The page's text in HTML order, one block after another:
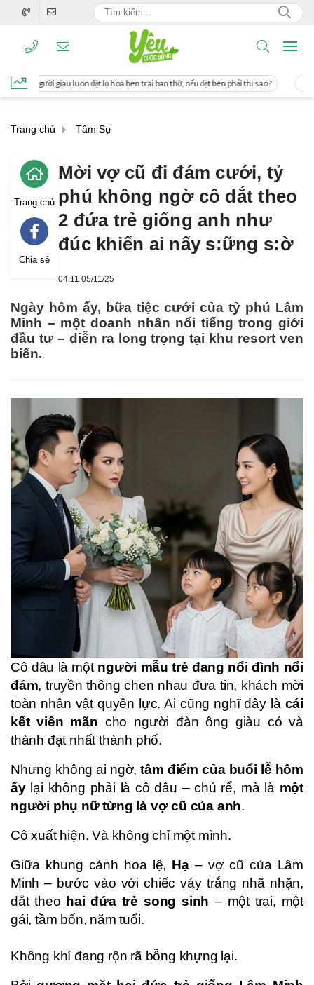
lọ hoa bên trái bàn thờ, nếu đặt bên phải thì sao? Cách uống nước mía giúp
Trang chủ Tâm Sự
Trang chủ
Chia sẻ
Mời vợ cũ đi đám cưới, tỷ
phú không ngờ cô dắt theo
2 đứa trẻ giống anh như
đúc khiến ai nấy s:ững s:ờ
04:11 05/11/25
Ngày hôm ấy, bữa tiệc cưới của tỷ phú Lâm
Minh – một doanh nhân nổi tiếng trong giới
đầu tư – diễn ra long trọng tại khu resort ven
biển.
Cô dâu là một người mẫu trẻ đang nổi đình nổi
đám, truyền thông chen nhau đưa tin, khách mời
toàn nhân vật quyền lực. Ai cũng nghĩ đây là cái
kết viên mãn cho người đàn ông giàu có và
thành đạt nhất thành phố.
Nhưng không ai ngờ,tâm điểm của buổi lễ hôm
ấylại không phải là cô dâu – chú rể, mà là một
người phụ nữ từng là vợ cũ của anh.
Cô xuất hiện. Và không chỉ một mình.
Giữa khung cảnh hoa lệ, Hạ – vợ cũ của Lâm
Minh – bước vào với chiếc váy trắng nhã nhặn,
dắt theo hai đứa trẻ song sinh – một trai, một
gái, tầm bốn, năm tuổi.
Không khí đang rộn rã bỗng khựng lại.